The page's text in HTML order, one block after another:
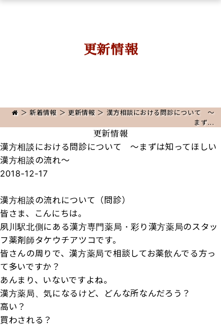
更新情報
＞新着情報＞ 更新情報＞ 漢方相談における問診について 〜
まず...
更新情報
漢方相談における問診について 〜まずは知ってほしい
漢方相談の流れ〜
2018-12-17
漢方相談の流れについて（問診）
皆さま、こんにちは。
夙川駅北側にある漢方専門薬局・彩り漢方薬局のスタッ
フ薬剤師タケウチアツコです。
皆さんの周りで、漢方薬局で相談してお薬飲んでる方っ
て多いですか？
あんまり、いないですよね。
漢方薬局、気になるけど、どんな所なんだろう？
高い？
買わされる？